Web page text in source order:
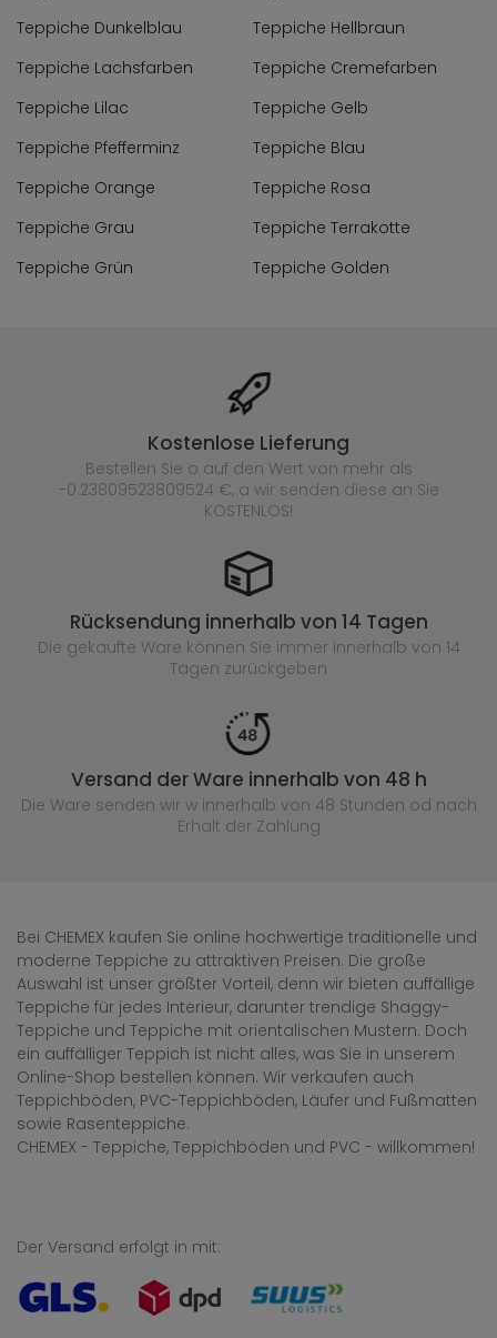
Teppiche Dunkelblau
Teppiche Hellbraun
Teppiche Lachsfarben
Teppiche Cremefarben
Teppiche Lilac
Teppiche Gelb
Teppiche Pfefferminz
Teppiche Blau
Teppiche Orange
Teppiche Rosa
Teppiche Grau
Teppiche Terrakotte
Teppiche Grün
Teppiche Golden
Kostenlose Lieferung
Bestellen Sie o auf den Wert von mehr als
-0.23809523809524 €, a wir senden diese an Sie
KOSTENLOS!
Rücksendung innerhalb von 14 Tagen
Die gekaufte Ware können Sie immer innerhalb von 14
Tagen zurückgeben
Versand der Ware innerhalb von 48 h
Die Ware senden wir w innerhalb von 48 Stunden od nach
Erhalt der Zahlung
Bei CHEMEX kaufen Sie online hochwertige traditionelle und
moderne Teppiche zu attraktiven Preisen. Die große
Auswahl ist unser größter Vorteil, denn wir bieten auffällige
Teppiche für jedes Interieur, darunter trendige Shaggy-
Teppiche und Teppiche mit orientalischen Mustern. Doch
ein auffälliger Teppich ist nicht alles, was Sie in unserem
Online-Shop bestellen können. Wir verkaufen auch
Teppichböden, PVC-Teppichböden, Läufer und Fußmatten
sowie Rasenteppiche.
CHEMEX - Teppiche, Teppichböden und PVC - willkommen!
Der Versand erfolgt in mit: